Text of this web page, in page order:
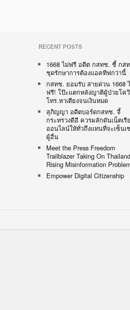
RECENT POSTS
1668 ไม่ฟรี อดีต กสทช. ชี้ กส
ชุดรักษาการต้องแอคทีฟกว่านี้
กสทช. ยอมรับ สายด่วน 1668
ฟรี! โป๊ะแตกหลังญาติผู้ป่วยโค
โทร.หาเตียงจนเงินหมด
สุภิญญา อดีตบอร์ดกสทช. จี้
กระทรวงดีอี ควรผลักดันเน็ตเรี
ออนไลน์ให้ทั่วถึงแทนที่จะเซ็นเ
ผู้อื่น
Meet the Press Freedom
Trailblazer Taking On
Rising Misinformation
Empower Digital Citizenship